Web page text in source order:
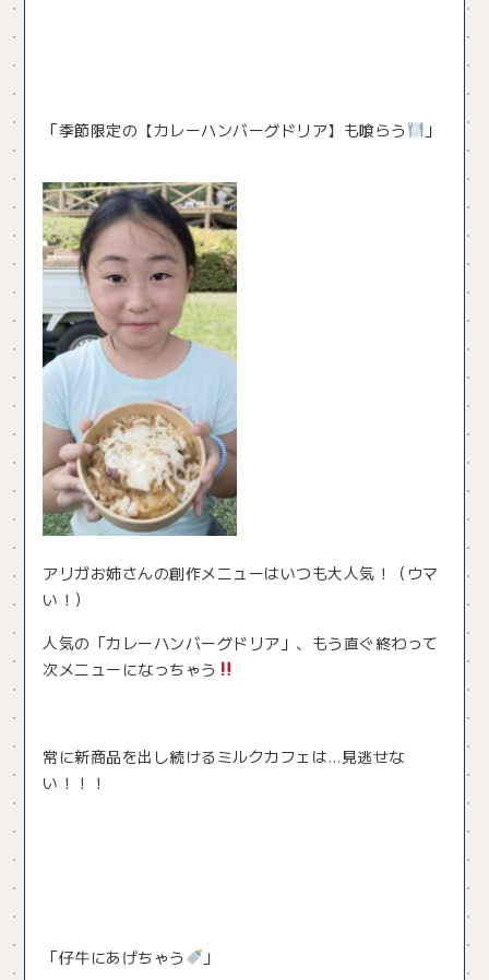
「季節限定の【カレーハンバーグドリア】も喰らう 」
アリガお姉さんの創作メニューはいつも大人気！（ウマ
い！）
人気の「カレーハンバーグドリア」、もう直ぐ終わって
次メニューになっちゃう
常に新商品を出し続けるミルクカフェは…見逃せな
い！！！
「仔牛にあげちゃう 」